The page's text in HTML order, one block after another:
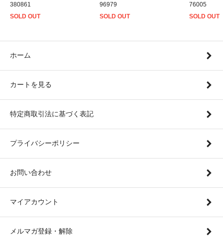
380861
SOLD OUT
96979
SOLD OUT
76005
SOLD OUT
ホーム
カートを見る
特定商取引法に基づく表記
プライバシーポリシー
お問い合わせ
マイアカウント
メルマガ登録・解除